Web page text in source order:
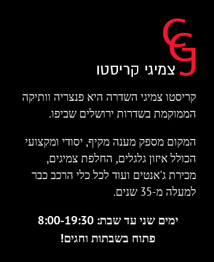
קריסטו צמיגי השדרה היא פנצריה וותיקה
הממוקמת בשדרות ירושלים שביפו.
המקום מספק מענה מקיף, יסודי ומקצועי
הכולל איזון גלגלים, החלפת צמיגים,
מכירת ג'אנטים ועוד לכל כלי הרכב כבר
למעלה מ-35 שנים.
ימים שני עד שבת: 8:00-19:30
פתוח בשבתות וחגים!